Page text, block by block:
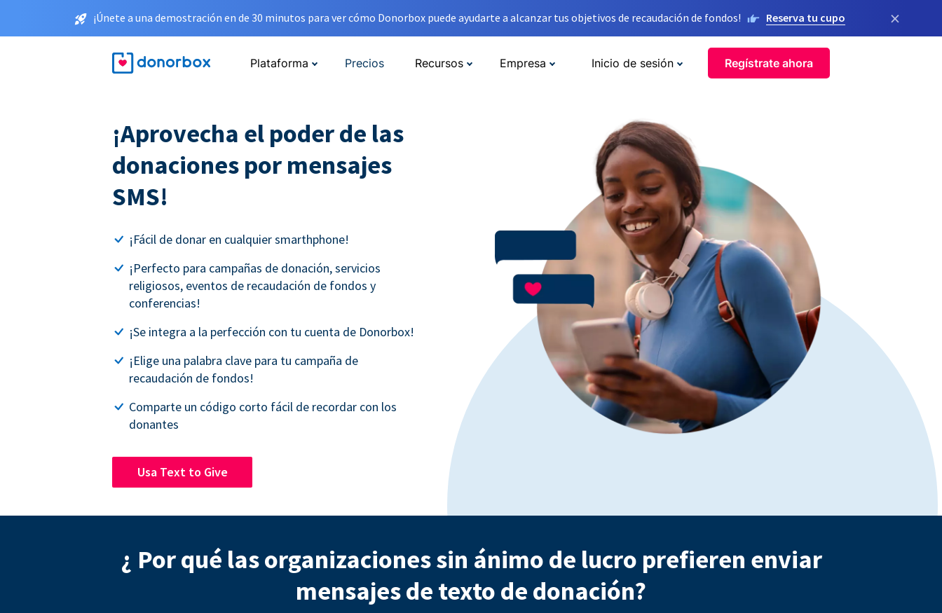
¡Únete a una demostración en de 30 minutos para ver cómo Donorbox puede ayudarte a alcanzar tus objetivos de recaudación de fondos! Reserva tu cupo ×
Plataforma Precios Recursos Empresa Inicio de sesión Regístrate ahora
¡Aprovecha el poder de las
donaciones por mensajes
SMS!
¡Fácil de donar en cualquier smarthphone!
¡Perfecto para campañas de donación, servicios
religiosos, eventos de recaudación de fondos y
conferencias!
¡Se integra a la perfección con tu cuenta de Donorbox!
¡Elige una palabra clave para tu campaña de
recaudación de fondos!
Comparte un código corto fácil de recordar con los
donantes
Usa Text to Give
¿ Por qué las organizaciones sin ánimo de lucro prefieren enviar
mensajes de texto de donación?